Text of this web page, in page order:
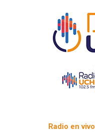
Radio en vivo